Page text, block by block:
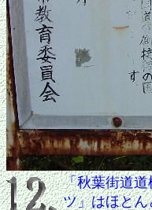
「秋葉街道
ツ」はほと